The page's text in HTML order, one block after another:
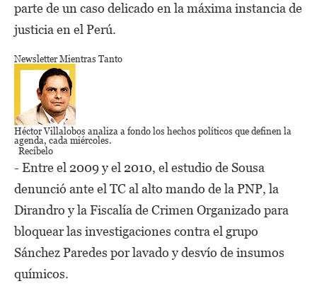
parte de un caso delicado en la máxima instancia de
justicia en el Perú.
Newsletter Mientras Tanto
Héctor Villalobos analiza a fondo los hechos políticos que definen la
agenda, cada miércoles.
Recíbelo
- Entre el 2009 y el 2010, el estudio de Sousa
denunció ante el TC al alto mando de la PNP, la
Dirandro y la Fiscalía de Crimen Organizado para
bloquear las investigaciones contra el grupo
Sánchez Paredes por lavado y desvío de insumos
químicos.